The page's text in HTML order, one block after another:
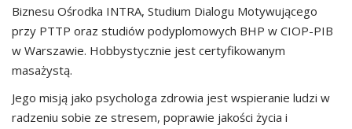
Biznesu Ośrodka INTRA, Studium Dialogu Motywującego
przy PTTP oraz studiów podyplomowych BHP w CIOP-PIB
w Warszawie. Hobbystycznie jest certyfikowanym
masażystą.
Jego misją jako psychologa zdrowia jest wspieranie ludzi w
radzeniu sobie ze stresem, poprawie jakości życia i